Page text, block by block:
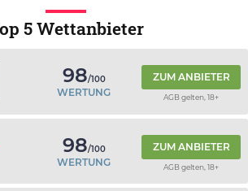
5 Wettanbieter
98/100
WERTUNG
ZUM ANBIETER
AGB gelten, 18+
98/100
WERTUNG
ZUM ANBIETER
AGB gelten, 18+